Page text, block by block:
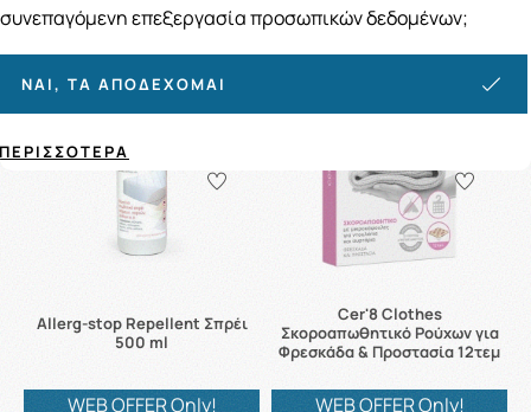
Allerg-stop Repellent Σπρέι
500 ml
WEB OFFER Only!
Cer'8 Clothes
Σκοροαπωθητικό Ρούχων για
Φρεσκάδα & Προστασία 12τεμ
WEB OFFER Only!
συνεπαγόμενη επεξεργασία προσωπικών δεδομένων;
ΝΑΙ, ΤΑ ΑΠΟΔΈΧΟΜΑΙ
ΠΕΡΙΣΣΌΤΕΡΑ